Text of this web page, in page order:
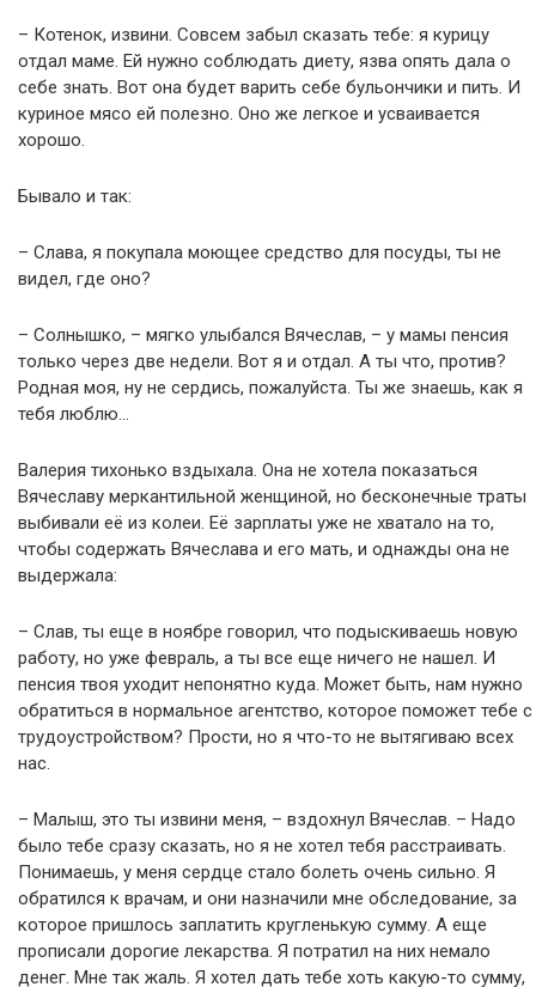
– Котенок, извини. Совсем забыл сказать тебе: я курицу
отдал маме. Ей нужно соблюдать диету, язва опять дала о
себе знать. Вот она будет варить себе бульончики и пить. И
куриное мясо ей полезно. Оно же легкое и усваивается
хорошо.
Бывало и так:
– Слава, я покупала моющее средство для посуды, ты не
видел, где оно?
– Солнышко, – мягко улыбался Вячеслав, – у мамы пенсия
только через две недели. Вот я и отдал. А ты что, против?
Родная моя, ну не сердись, пожалуйста. Ты же знаешь, как я
тебя люблю…
Валерия тихонько вздыхала. Она не хотела показаться
Вячеславу меркантильной женщиной, но бесконечные траты
выбивали её из колеи. Её зарплаты уже не хватало на то,
чтобы содержать Вячеслава и его мать, и однажды она не
выдержала:
– Слав, ты еще в ноябре говорил, что подыскиваешь новую
работу, но уже февраль, а ты все еще ничего не нашел. И
пенсия твоя уходит непонятно куда. Может быть, нам нужно
обратиться в нормальное агентство, которое поможет тебе с
трудоустройством? Прости, но я что-то не вытягиваю всех
нас.
– Малыш, это ты извини меня, – вздохнул Вячеслав. – Надо
было тебе сразу сказать, но я не хотел тебя расстраивать.
Понимаешь, у меня сердце стало болеть очень сильно. Я
обратился к врачам, и они назначили мне обследование, за
которое пришлось заплатить кругленькую сумму. А еще
прописали дорогие лекарства. Я потратил на них немало
денег. Мне так жаль. Я хотел дать тебе хоть какую-то сумму,